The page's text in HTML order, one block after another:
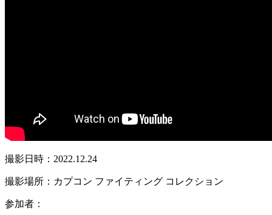
撮影日時：2022.12.24
撮影場所：カプコン ファイティング コレクション
参加者：